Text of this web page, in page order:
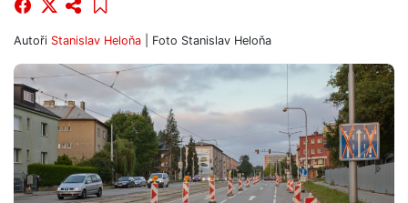
Autoři Stanislav Heloňa | Foto Stanislav Heloňa